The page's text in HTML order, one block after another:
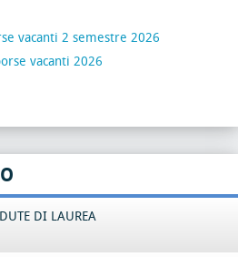
vacanti 2 semestre 2026
vacanti 2026
DI LAUREA